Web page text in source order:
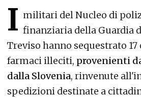
I militari del Nucleo di
finanziaria della Guardia
Treviso hanno sequestrato
farmaci illeciti, provenienti
dalla Slovenia, rinvenute
spedizioni destinate a